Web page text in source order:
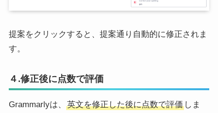
提案をクリックすると、提案通り自動的に修正されま
す。
４.修正後に点数で評価
Grammarlyは、 英文を修正した後に点数で評価しま